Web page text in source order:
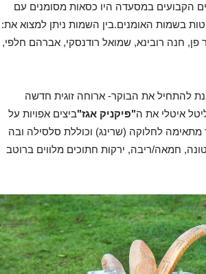
הקבועים במסעדה היו כסאות מסומנים עם
בשמות האומנים.בין השמות ניתן למצוא את:
פן, חנה רובינא, שמואל רודנסקי, אברהם חלפי,
להתחיל את הבוקר- ארוחה זוגית חדשה
איטלי את ה"פיקניק אגז"ביצים אפויות על
מתאימה לחלוקה (שרינג) וכוללת סלסילה ובה
חמאה/ריבה, ירקות חתוכים מלווים ברוטב